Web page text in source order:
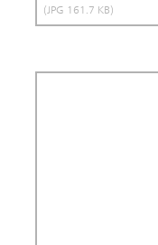
(JPG 161.7 KB)